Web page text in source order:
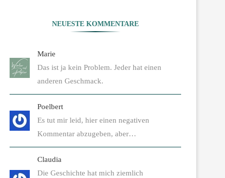
NEUESTE KOMMENTARE
Marie
Das ist ja kein Problem. Jeder hat einen
anderen Geschmack.
Poelbert
Es tut mir leid, hier einen negativen
Kommentar abzugeben, aber…
Claudia
Die Geschichte hat mich ziemlich